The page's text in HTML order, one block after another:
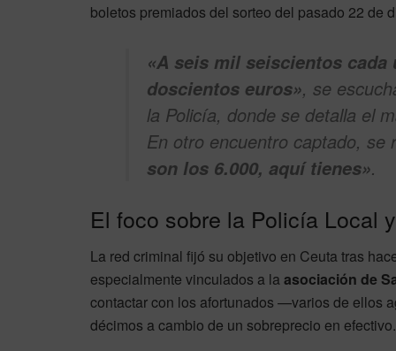
boletos premiados del sorteo del pasado 22 de
«A seis mil seiscientos cada
doscientos euros», se
la Policía, donde se detalla el
En otro encuentro captado, se
son los 6.000, aquí tienes».
El foco sobre la Policía Local
La red criminal fijó su objetivo en Ceuta tras
especialmente vinculados a laasociación de
contactar con los afortunados —varios de ellos
décimos a cambio de un sobreprecio en efectivo.